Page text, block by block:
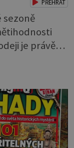
PŘEHRÁT
sezoně
je právě
vám při
i Slezska
za